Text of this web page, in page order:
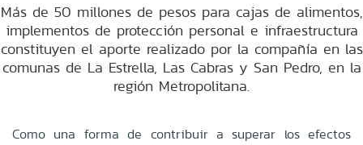
Más de 50 millones de pesos para cajas de alimentos,
implementos de protección personal e infraestructura
constituyen el aporte realizado por la compañía en las
comunas de La Estrella, Las Cabras y San Pedro, en la
región Metropolitana.
Como una forma de contribuir a superar los efectos